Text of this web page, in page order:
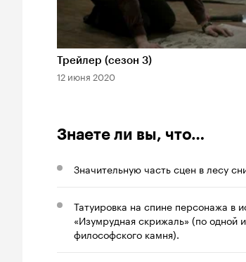
Длительность 2 мин
Трейлер (сезон 3)
12 июня 2020
Знаете ли вы, что…
Значительную часть сцен в лесу
Татуировка на спине персонажа в
«Изумрудная скрижаль» (по одной
философского камня).